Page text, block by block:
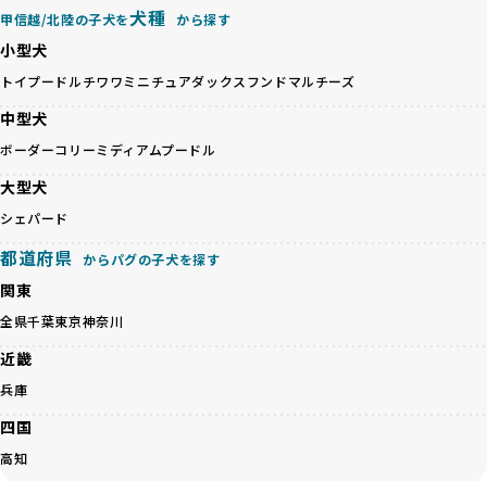
基づいた責任あるブリーディングを確保しています。
さらに、健康管理、社会性の育成、遺伝子検査、食事や運動
の質など、ワンちゃんの心身に配慮した飼育環境が整ってい
るかを評価する12項目の総合基準を設けています。これによ
り、より高い基準をクリアしたブリーダーだけを厳選してい
ます。
その結果、合格率10%未満という厳しい基準をクリアした優
良ブリーダーのみが登録されています。
BreederFamiliesでは、法令に準拠するだけでなく、ワンち
ゃんを家族のように愛するという理念を共有するブリーダー
のみを厳選しています。これにより、ユーザーの皆さんに安
心して選べる選択肢を提供しています。
「BreederFamilesのワンちゃんに優しい18の評価基準」は
こちら
BreederFamiliesでは、すべてのブリーダーを書類審査、直
接のヒアリング、現地確認を通じて厳しく評価しています。
ーダー自身の理念や姿勢までも丁寧に確認しています。
さらに、こうした評価結果は透明性を持って公開されている
待する理想と現実が大きく異なることも少なくありません。
健康と性格を次世代に引き継ぐために、ミックス犬の繁殖を
避けます。無計画な交配がもたらすリスクを理解し、飼い主
殖を徹底しているのです。
一方、営利優先ブリーダーは流行や需要に応じて安易にミッ
が多く見受けられます。場合によっては、チワワ×ハスキー
等体格の異なるリスクの高い交配を行うこともあります。
ペットショップやペットオークションは、流通過程でワンち
られるなど、心身に大きな負担がかかります。このような環
境は、ストレスや感染リスクを増大させるだけでなく、ワン
があります。
優良ブリーダーは、ワンちゃんの健康と幸せを第一に考え、
ことを大切にしています。また、彼らはお迎え先を自身で確
甲信越/北陸の子犬を犬種 から探す
小型犬
トイプードルチワワミニチュアダックスフンドマルチーズ
中型犬
ボーダーコリーミディアムプードル
大型犬
シェパード
都道府県 からパグの子犬を探す
関東
全県千葉東京神奈川
近畿
兵庫
四国
高知